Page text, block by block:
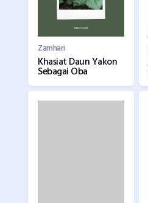
Zamhari
Khasiat Daun Yakon
Sebagai Oba